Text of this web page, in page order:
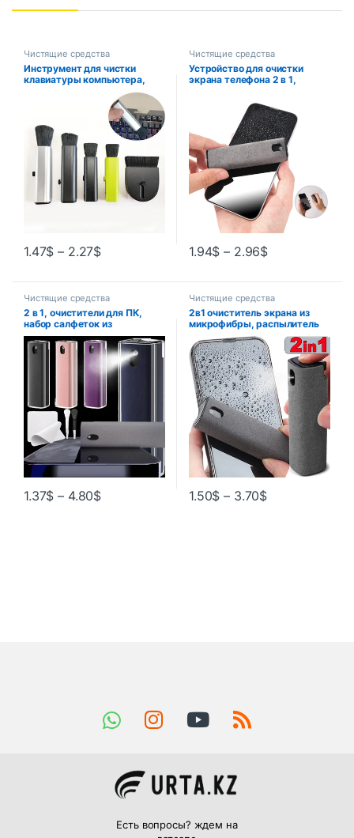
Чистящие средства
Инструмент для чистки
клавиатуры компьютера,
выдвижная камера, набор
музыкальных инструментов,
щетка для чистки
воздуховыпускного
отверстия для кондиционера
1.47$ – 2.27$
Чистящие средства
Устройство для очистки
экрана телефона 2 в 1,
пыли компьютера, ткань из
микрофибры для iPhone,
iPad, Apple Polish
1.94$ – 2.96$
Чистящие средства
2 в 1, очистители для ПК,
набор салфеток из
микрофибры, портативный
очиститель экрана
компьютера для Macbook,
IPhone, Samsung, Xiaomi,
планшета
1.37$ – 4.80$
Чистящие средства
2в1 очиститель экрана из
микрофибры, распылитель
для мобильного телефона,
Ipad, компьютера, ткань из
микрофибры, салфетка для
чистки Iphone, салфетки для
очков
1.50$ – 3.70$
Есть вопросы? ждем на